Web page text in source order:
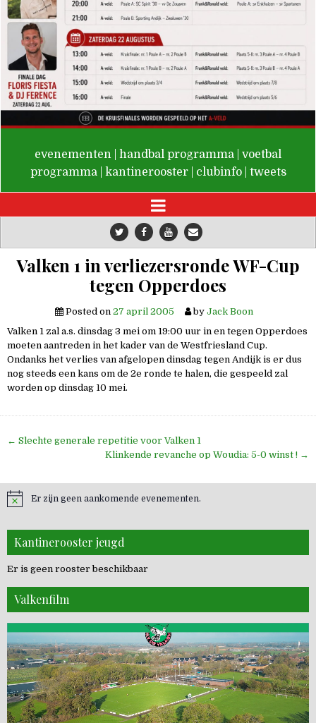
De Valken
evenementen handbal programma
voetbal
programma
kantinerooster clubinfo tweets
Valken 1 in verliezersronde WF-Cup
tegen Opperdoes
Posted on 27 april 2005 by Jack Boon
Valken 1 zal a.s. dinsdag 3 mei om 19:00 uur in en tegen Opperdoes
moeten aantreden in het kader van de Westfriesland Cup.
Ondanks het verlies van afgelopen dinsdag tegen Andijk is er dus
nog steeds een kans om de 2e ronde te halen, die gespeeld zal
worden op dinsdag 10 mei.
Bericht
← Slechte generale repetitie voor Valken 1
Klinkende revanche op Woudia: 5-0 winst ! →
Er zijn geen aankomende evenementen.
Kantinerooster jeugd
Er is geen rooster beschikbaar
Valkenfilm